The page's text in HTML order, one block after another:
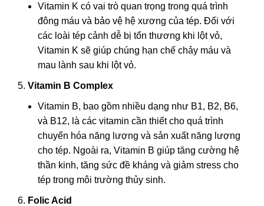
Vitamin K có vai trò quan trọng trong quá trình
đông máu và bảo vệ hệ xương của tép. Đối với
các loài tép cảnh dễ bị tổn thương khi lột vỏ,
Vitamin K sẽ giúp chúng hạn chế chảy máu và
mau lành sau khi lột vỏ.
Vitamin B Complex
Vitamin B, bao gồm nhiều dạng như B1, B2, B6,
và B12, là các vitamin cần thiết cho quá trình
chuyển hóa năng lượng và sản xuất năng lượng
cho tép. Ngoài ra, Vitamin B giúp tăng cường hệ
thần kinh, tăng sức đề kháng và giảm stress cho
tép trong môi trường thủy sinh.
Folic Acid